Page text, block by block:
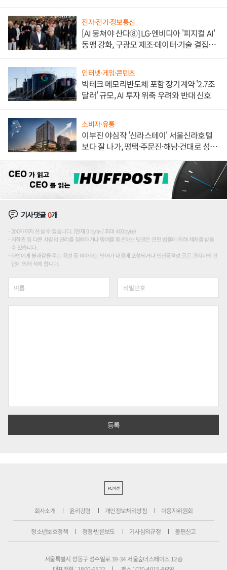
전자·전기·정보통신
[AI 뭉쳐야 산다⑧] LG·엔비디아 '피지컬 AI'
동맹 강화, 구광모 제조·데이터·기술 결집
인터넷·게임·콘텐츠
빅테크 메모리반도체 포함 장기계약 '2.7조
달러' 규모, AI 투자 위축 우려와 반대 신호
소비자·유통
이부진 야심작 '신라스테이' 서울신라호텔
보다 잘 나가, 평택·주문진·해남·건대로 성
기사댓글0개
200자까지 쓰실 수 있습니다. (현재 0 byte / 최대 400byte)
저작권 등 다른 사람의 권리를 침해하거나 명예를 훼손하는 댓글은 관련 법률에 의해 제재를 받을
수 있습니다.
타인에게 불쾌감을 주는 욕설 등 비하하는 단어가 내용에 포함되거나 인신공격성 글은 관리자의 판
단에 의해 삭제 합니다.
PC버전
회사소개 윤리강령 개인정보처리방침 이용자위원회
청소년보호정책 정정·반론보도 기사심의규정 불편신고
서울특별시 성동구 성수일로 39-34 서울숲더스페이스 12층